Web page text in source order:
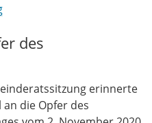
des
erinnerte
die Opfer des